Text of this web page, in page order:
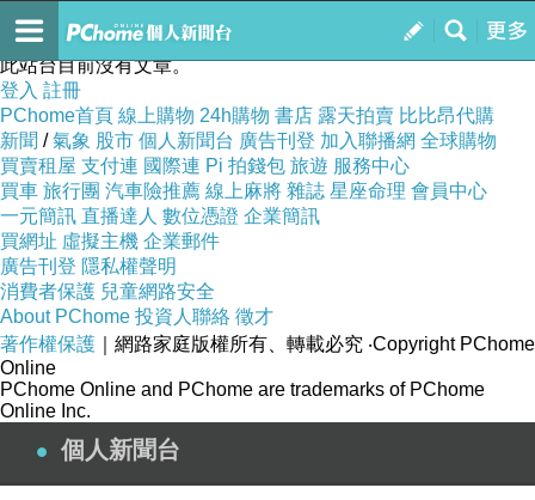
我的
訂閱
renepingliu
此站台目前沒有文章。
登入 註冊
PChome首頁 線上購物 24h購物 書店 露天拍賣 比比昂代購
新聞 /氣象 股市 個人新聞台 廣告刊登 加入聯播網 全球購物
買賣租屋 支付連 國際連 Pi 拍錢包 旅遊 服務中心
買車 旅行團 汽車險推薦 線上麻將 雜誌 星座命理 會員中心
一元簡訊 直播達人 數位憑證 企業簡訊
買網址 虛擬主機 企業郵件
廣告刊登 隱私權聲明
消費者保護 兒童網路安全
About PChome 投資人聯絡 徵才
著作權保護 ｜網路家庭版權所有、轉載必究 ‧Copyright PChome
Online
PChome Online and PChome are trademarks of PChome
Online Inc.
個人新聞台